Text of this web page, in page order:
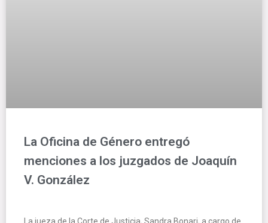
La Oficina de Género entregó
menciones a los juzgados de Joaquín
V. González
La jueza de la Corte de Justicia, Sandra Bonari, a cargo de